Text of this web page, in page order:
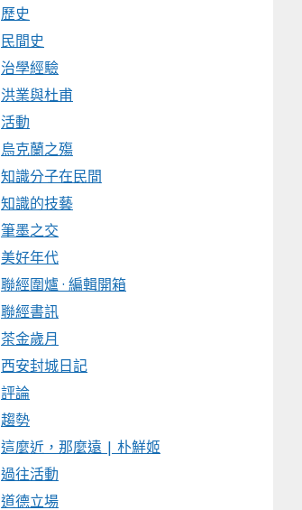
歷史
民間史
治學經驗
洪業與杜甫
活動
烏克蘭之殤
知識分子在民間
知識的技藝
筆墨之交
美好年代
聯經圍爐 · 編輯開箱
聯經書訊
茶金歲月
西安封城日記
評論
趨勢
這麼近，那麼遠 | 朴鮮姬
過往活動
道德立場